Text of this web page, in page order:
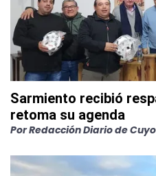
Sarmiento recibió
retoma su agenda
PorRedacción Diario de Cuyo